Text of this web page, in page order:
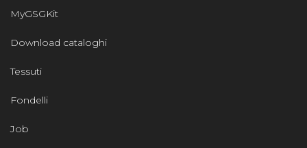
MyGSGKit
Download cataloghi
Tessuti
Fondelli
Job